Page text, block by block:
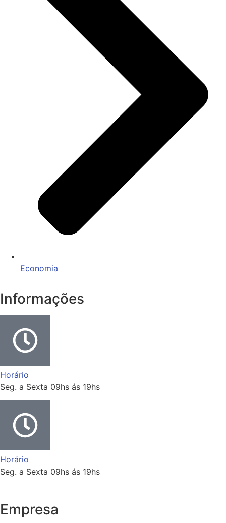
Economia
Informações
Horário
Seg. a Sexta 09hs ás 19hs
Horário
Seg. a Sexta 09hs ás 19hs
Empresa